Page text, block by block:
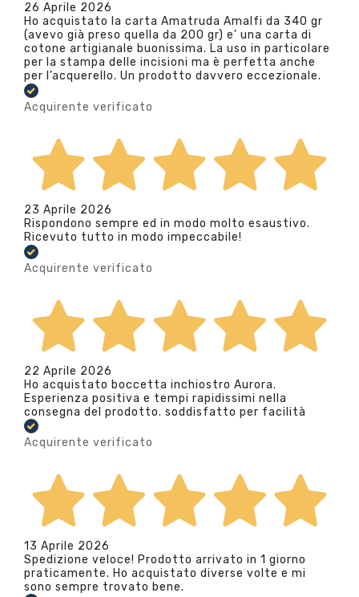
26 Aprile 2026
Ho acquistato la carta Amatruda Amalfi da 340 gr
(avevo già preso quella da 200 gr) e’ una carta di
cotone artigianale buonissima. La uso in particolare
per la stampa delle incisioni ma è perfetta anche
per l’acquerello. Un prodotto davvero eccezionale.
Acquirente verificato
23 Aprile 2026
Rispondono sempre ed in modo molto esaustivo.
Ricevuto tutto in modo impeccabile!
Acquirente verificato
22 Aprile 2026
Ho acquistato boccetta inchiostro Aurora.
Esperienza positiva e tempi rapidissimi nella
consegna del prodotto. soddisfatto per facilità
Acquirente verificato
13 Aprile 2026
Spedizione veloce! Prodotto arrivato in 1 giorno
praticamente. Ho acquistato diverse volte e mi
sono sempre trovato bene.